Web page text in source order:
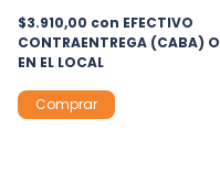
$3.910,00 con EFECTIVO
CONTRAENTREGA (CABA) O
EN EL LOCAL